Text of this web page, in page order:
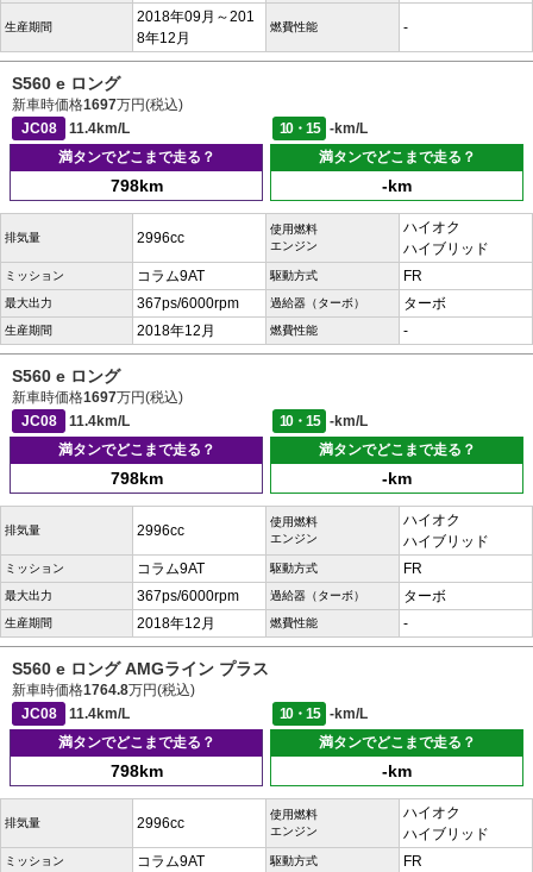
生産期間
2018年09月～201
8年12月
燃費性能 -
S560 e ロング
新車時価格1697万円(税込)
JC08
11.4km/L 10・15
-km/L
満タンでどこまで走る？
798km
満タンでどこまで走る？
-km
排気量 2996cc
使用燃料
エンジン
ハイオク
ハイブリッド
ミッション コラム9AT 駆動方式 FR
最大出力 367ps/6000rpm 過給器（ターボ） ターボ
生産期間 2018年12月 燃費性能 -
S560 e ロング
新車時価格1697万円(税込)
JC08
11.4km/L 10・15
-km/L
満タンでどこまで走る？
798km
満タンでどこまで走る？
-km
排気量 2996cc
使用燃料
エンジン
ハイオク
ハイブリッド
ミッション コラム9AT 駆動方式 FR
最大出力 367ps/6000rpm 過給器（ターボ） ターボ
生産期間 2018年12月 燃費性能 -
S560 e ロング AMGライン プラス
新車時価格1764.8万円(税込)
JC08
11.4km/L 10・15
-km/L
満タンでどこまで走る？
798km
満タンでどこまで走る？
-km
排気量 2996cc
使用燃料
エンジン
ハイオク
ハイブリッド
ミッション コラム9AT 駆動方式 FR